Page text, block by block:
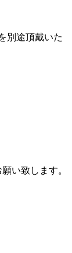
別途頂戴いた
い致します。